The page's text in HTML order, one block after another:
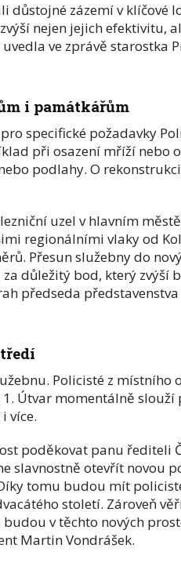
důstojné zázemí v klíčové
nejen jejich efektivitu,
ve zprávě starostka
i památkářům
specifické požadavky
při osazení mříží nebo
podlahy. O
uzel v hlavním
regionálními vlaky od
Přesun služebny do
důležitý bod, který zvýší
předseda
Policisté z místního
Útvar momentálně slouží
více.
poděkovat panu řediteli
slavnostně otevřít novou
tomu budou mít
století. Zároveň
v těchto nových
Martin Vondrášek.